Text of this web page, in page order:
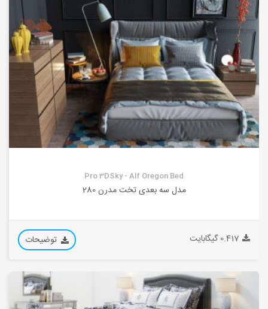
Pro 3DSky - Alf Oregon Bed
مدل سه بعدی تخت مدرن 280
0.417 گیگابایت توضیحات